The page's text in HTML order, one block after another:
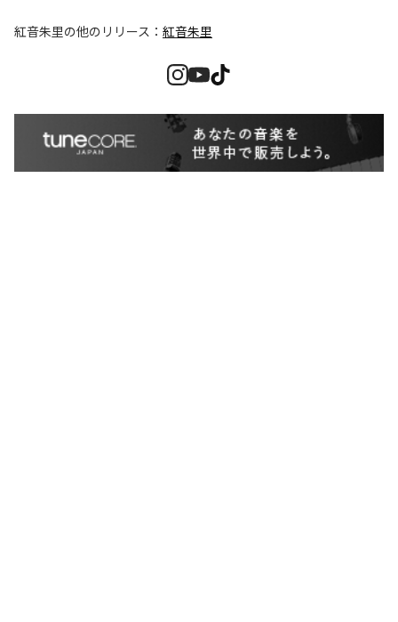
紅音朱里の他のリリース： 紅音朱里